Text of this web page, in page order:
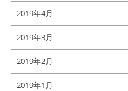
2019年4月
2019年3月
2019年2月
2019年1月